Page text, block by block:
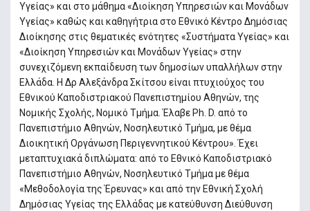
Υγείας» και στο μάθημα «Διοίκηση Υπηρεσιών και Μονάδων
Υγείας» καθώς και καθηγήτρια στο Εθνικό Κέντρο Δημόσιας
Διοίκησης στις θεματικές ενότητες «Συστήματα Υγείας» και
«Διοίκηση Υπηρεσιών και Μονάδων Υγείας» στην
συνεχιζόμενη εκπαίδευση των δημοσίων υπαλλήλων στην
Ελλάδα. Η Δρ Αλεξάνδρα Σκίτσου είναι πτυχιούχος του
Eθνικού Καποδιστριακού Πανεπιστημίου Αθηνών, της
Νομικής Σχολής, Νομικό Τμήμα. Έλαβε Ph. D. από το
Πανεπιστήμιο Αθηνών, Νοσηλευτικό Τμήμα, με θέμα
Διοικητική Οργάνωση Περιγεννητικού Κέντρου». Έχει
μεταπτυχιακά διπλώματα: από το Εθνικό Καποδιστριακό
Πανεπιστήμιο Αθηνών, Νοσηλευτικό Τμήμα με θέμα
«Μεθοδολογία της Έρευνας» και από την Εθνική Σχολή
Δημόσιας Υγείας της Ελλάδας με κατεύθυνση Διεύθυνση